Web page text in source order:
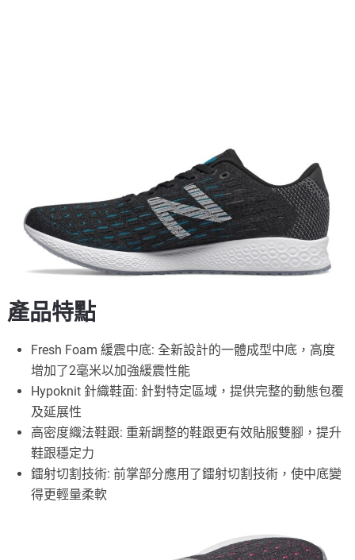
產品特點
Fresh Foam 緩震中底: 全新設計的一體成型中底，高度
增加了2毫米以加強緩震性能
Hypoknit 針織鞋面: 針對特定區域，提供完整的動態包覆
及延展性
高密度織法鞋跟: 重新調整的鞋跟更有效貼服雙腳，提升
鞋跟穩定力
鐳射切割技術: 前掌部分應用了鐳射切割技術，使中底變
得更輕量柔軟